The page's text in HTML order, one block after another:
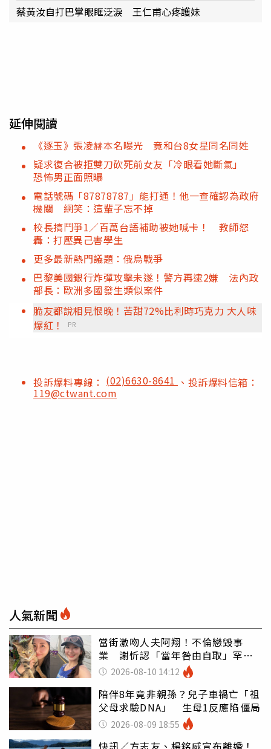
蔡黃汝自打巴掌眼眶泛淚 王仁甫心疼護妹
延伸閱讀
《逐玉》張凌赫本名曝光 竟和台8女星同名同姓
疑求復合被拒雙刀砍死前女友「冷眼看她斷氣」
恐怖男正面照曝
電話號碼「87878787」能打通！他一查確認為政府
機關 網笑：這輩子忘不掉
校長搞鬥爭1／百萬台語補助被她喊卡！ 教師怒
轟：打壓異己害學生
更多最新熱門議題：俄烏戰爭
巴黎美國銀行炸彈攻擊未遂！警方再逮2嫌 法內政
部長：歐洲多國發生類似案件
脆友都說相見恨晚！苦甜72%比利時巧克力 大人味
爆紅！
PR
投訴爆料專線： (02)6630-8641 、投訴爆料信箱：
119@ctwant.com
人氣新聞
當街激吻人夫阿翔！不倫戀毀事
業 謝忻認「當年咎由自取」罕吐
心聲2026-08-10 14:12
陪伴8年竟非親孫？兒子車禍亡「祖
父母求驗DNA」 生母1反應陷僵局
2026-08-09 18:55